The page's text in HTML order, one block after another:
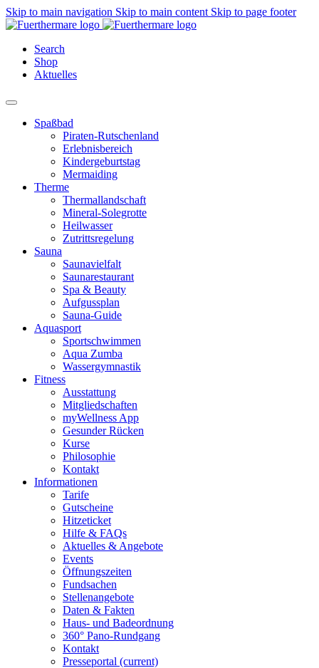
Skip to main navigation Skip to main content Skip to page footer
Search
Shop
Aktuelles
Spaßbad
Piraten-Rutschenland
Erlebnisbereich
Kindergeburtstag
Mermaiding
Therme
Thermallandschaft
Mineral-Solegrotte
Heilwasser
Zutrittsregelung
Sauna
Saunavielfalt
Saunarestaurant
Spa & Beauty
Aufgussplan
Sauna-Guide
Aquasport
Sportschwimmen
Aqua Zumba
Wassergymnastik
Fitness
Ausstattung
Mitgliedschaften
myWellness App
Gesunder Rücken
Kurse
Philosophie
Kontakt
Informationen
Tarife
Gutscheine
Hitzeticket
Hilfe & FAQs
Aktuelles & Angebote
Events
Öffnungszeiten
Fundsachen
Stellenangebote
Daten & Fakten
Haus- und Badeordnung
360° Pano-Rundgang
Kontakt
Presseportal (current)